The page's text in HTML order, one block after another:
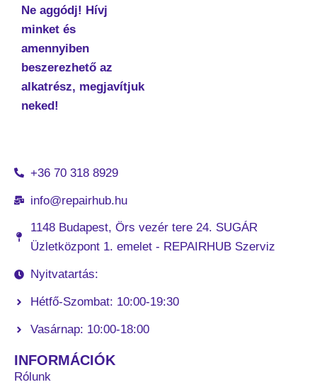
Ne aggódj! Hívj
minket és
amennyiben
beszerezhető az
alkatrész, megjavítjuk
neked!
+36 70 318 8929
info@repairhub.hu
1148 Budapest, Örs vezér tere 24. SUGÁR
Üzletközpont 1. emelet - REPAIRHUB Szerviz
Nyitvatartás:
Hétfő-Szombat: 10:00-19:30
Vasárnap: 10:00-18:00
INFORMÁCIÓK
Rólunk